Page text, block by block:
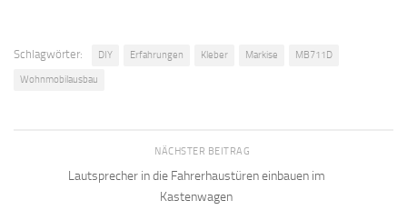
Schlagwörter: DIY Erfahrungen Kleber Markise MB711D
Wohnmobilausbau
NÄCHSTER BEITRAG
Lautsprecher in die Fahrerhaustüren einbauen im
Kastenwagen